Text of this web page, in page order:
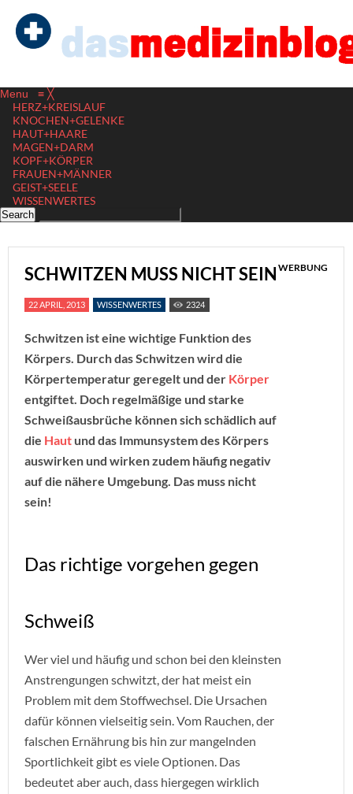
Menu ≡ ╳
HERZ+KREISLAUF
KNOCHEN+GELENKE
HAUT+HAARE
MAGEN+DARM
KOPF+KÖRPER
FRAUEN+MÄNNER
GEIST+SEELE
WISSENWERTES
SCHWITZEN MUSS NICHT SEIN WERBUNG
22 APRIL, 2013 WISSENWERTES 2324
Schwitzen ist eine wichtige Funktion des
Körpers. Durch das Schwitzen wird die
Körpertemperatur geregelt und der Körper
entgiftet. Doch regelmäßige und starke
Schweißausbrüche können sich schädlich auf
die Haut und das Immunsystem des Körpers
auswirken und wirken zudem häufig negativ
auf die nähere Umgebung. Das muss nicht
sein!
Das richtige vorgehen gegen
Schweiß
Wer viel und häufig und schon bei den kleinsten
Anstrengungen schwitzt, der hat meist ein
Problem mit dem Stoffwechsel. Die Ursachen
dafür können vielseitig sein. Vom Rauchen, der
falschen Ernährung bis hin zur mangelnden
Sportlichkeit gibt es viele Optionen. Das
bedeutet aber auch, dass hiergegen wirklich